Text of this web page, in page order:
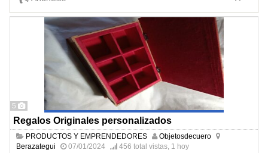
5
Regalos Originales personalizados
PRODUCTOS Y EMPRENDEDORES
Objetosdecuero
Berazategui
07/01/2024 456 total vistas, 1 hoy